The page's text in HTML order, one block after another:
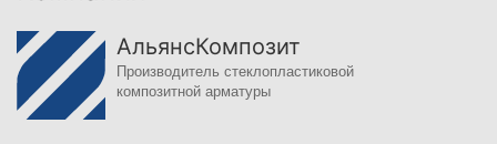
АльянсКомпозит
Производитель стеклопластиковой
композитной арматуры